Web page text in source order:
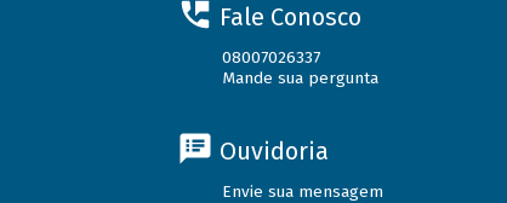
Fale Conosco
08007026337
Mande sua pergunta
Ouvidoria
Envie sua mensagem